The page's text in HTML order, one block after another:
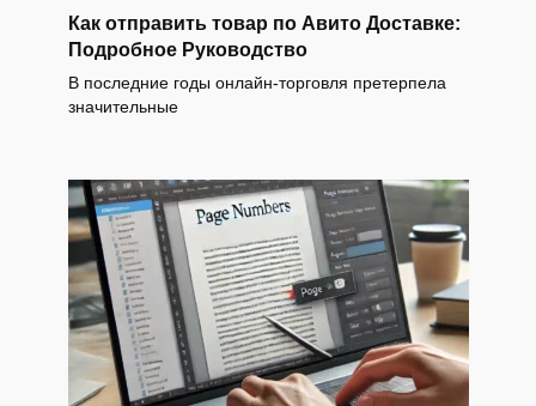
Как отправить товар по Авито Доставке:
Подробное Руководство
В последние годы онлайн-торговля претерпела
значительные